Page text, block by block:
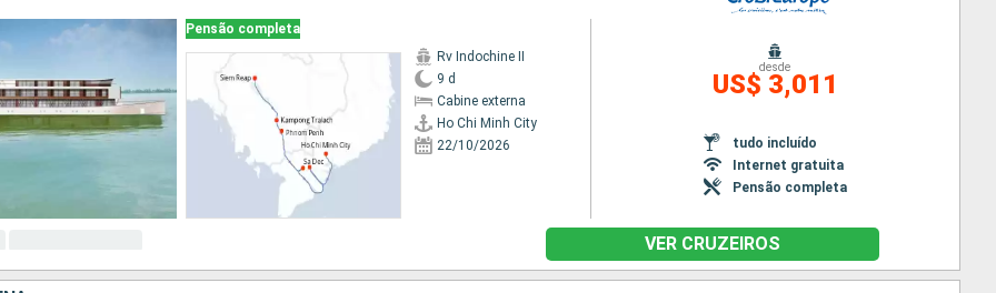
Pensão completa
Rv Indochine II
9 d
Cabine externa
Ho Chi Minh City
22/10/2026
desde
US$ 3,011
tudo incluído
Internet gratuita
Pensão completa
VER CRUZEIROS